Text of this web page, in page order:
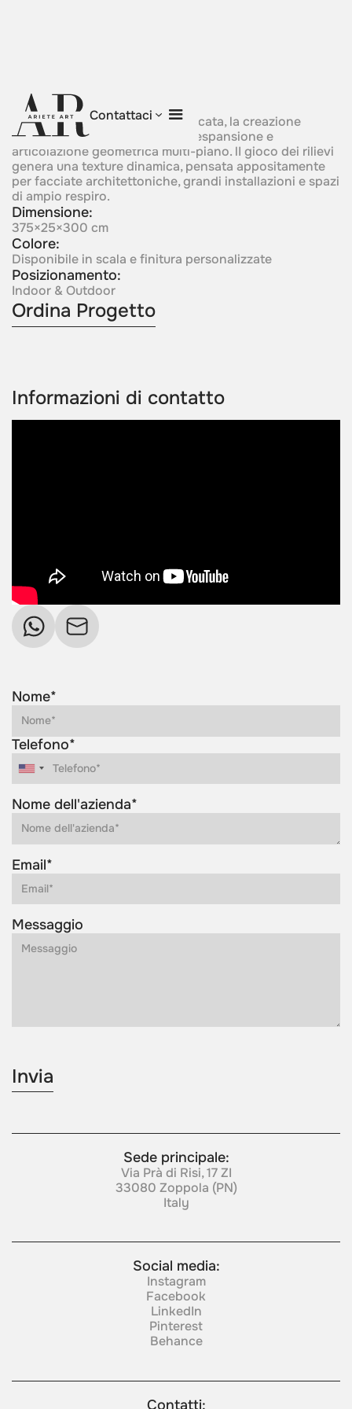
Contattaci
Cosmic Relief
Nata da una costruzione stratificata, la creazione
manifesta profondità, senso di espansione e
articolazione geometrica multi-piano. lI gioco dei rilievi
genera una texture dinamica, pensata appositamente
per facciate architettoniche, grandi installazioni e spazi
di ampio respiro.
Dimensione:
375×25×300 cm
Colore:
Disponibile in scala e finitura personalizzate
Posizionamento:
Indoor & Outdoor
Ordina Progetto
Informazioni di contatto
Nome*
Telefono*
Nome dell'azienda*
Email*
Messaggio
Sede principale:
Via Prà di Risi, 17 ZI
33080 Zoppola (PN)
Italy
Social media:
Instagram
Facebook
LinkedIn
Pinterest
Behance
Contatti: